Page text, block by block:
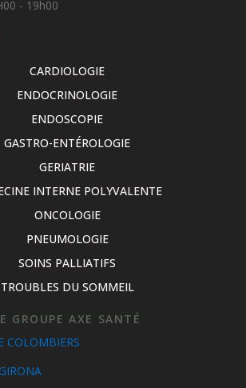
- 19h00
CARDIOLOGIE
ENDOCRINOLOGIE
ENDOSCOPIE
GASTRO-ENTÉROLOGIE
GERIATRIE
INTERNE POLYVALENTE
ONCOLOGIE
PNEUMOLOGIE
SOINS PALLIATIFS
TROUBLES DU SOMMEIL
GROUPE AXE SANTÉ
COLOMBIERS